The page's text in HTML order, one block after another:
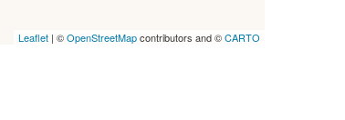
Leaflet | ©OpenStreetMapcontributors and ©CARTO